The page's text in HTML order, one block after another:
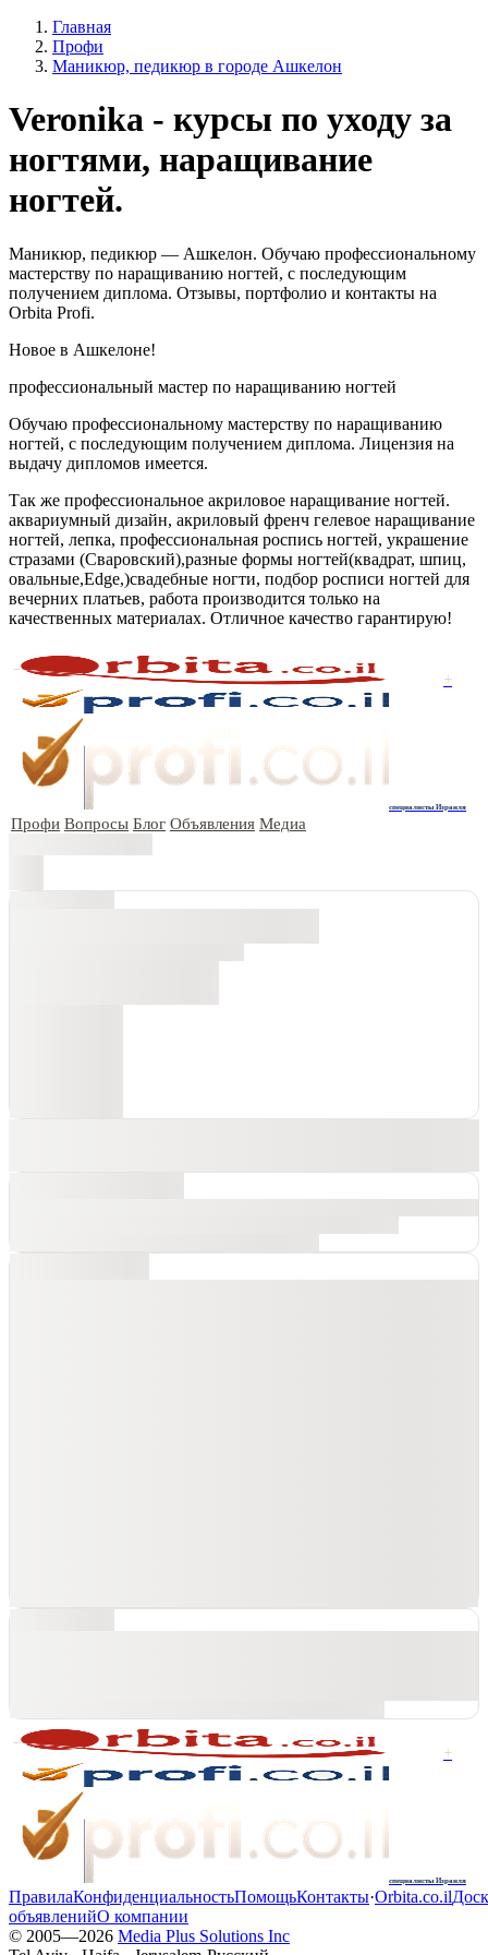
Главная
Профи
Маникюр, педикюр в городе Ашкелон
Veronika - курсы по уходу за
ногтями, наращивание
ногтей.
Маникюр, педикюр — Ашкелон. Обучаю профессиональному
мастерству по наращиванию ногтей, с последующим
получением диплома. Отзывы, портфолио и контакты на
Orbita Profi.
Новое в Ашкелоне!
профессиональный мастер по наращиванию ногтей
Обучаю профессиональному мастерству по наращиванию
ногтей, с последующим получением диплома. Лицензия на
выдачу дипломов имеется.
Так же профессиональное акриловое наращивание ногтей.
аквариумный дизайн, акриловый френч гелевое наращивание
ногтей, лепка, профессиональная роспись ногтей, украшение
стразами (Сваровский),разные формы ногтей(квадрат, шпиц,
овальные,Edge,)свадебные ногти, подбор росписи ногтей для
вечерних платьев, работа производится только на
качественных материалах. Отличное качество гарантирую!
+
специалисты Израиля
Профи Вопросы Блог Объявления Медиа
+
специалисты Израиля
ПравилаКонфиденциальностьПомощьКонтакты·Orbita.co.il
объявленийО компании
© 2005—2026 Media Plus Solutions Inc